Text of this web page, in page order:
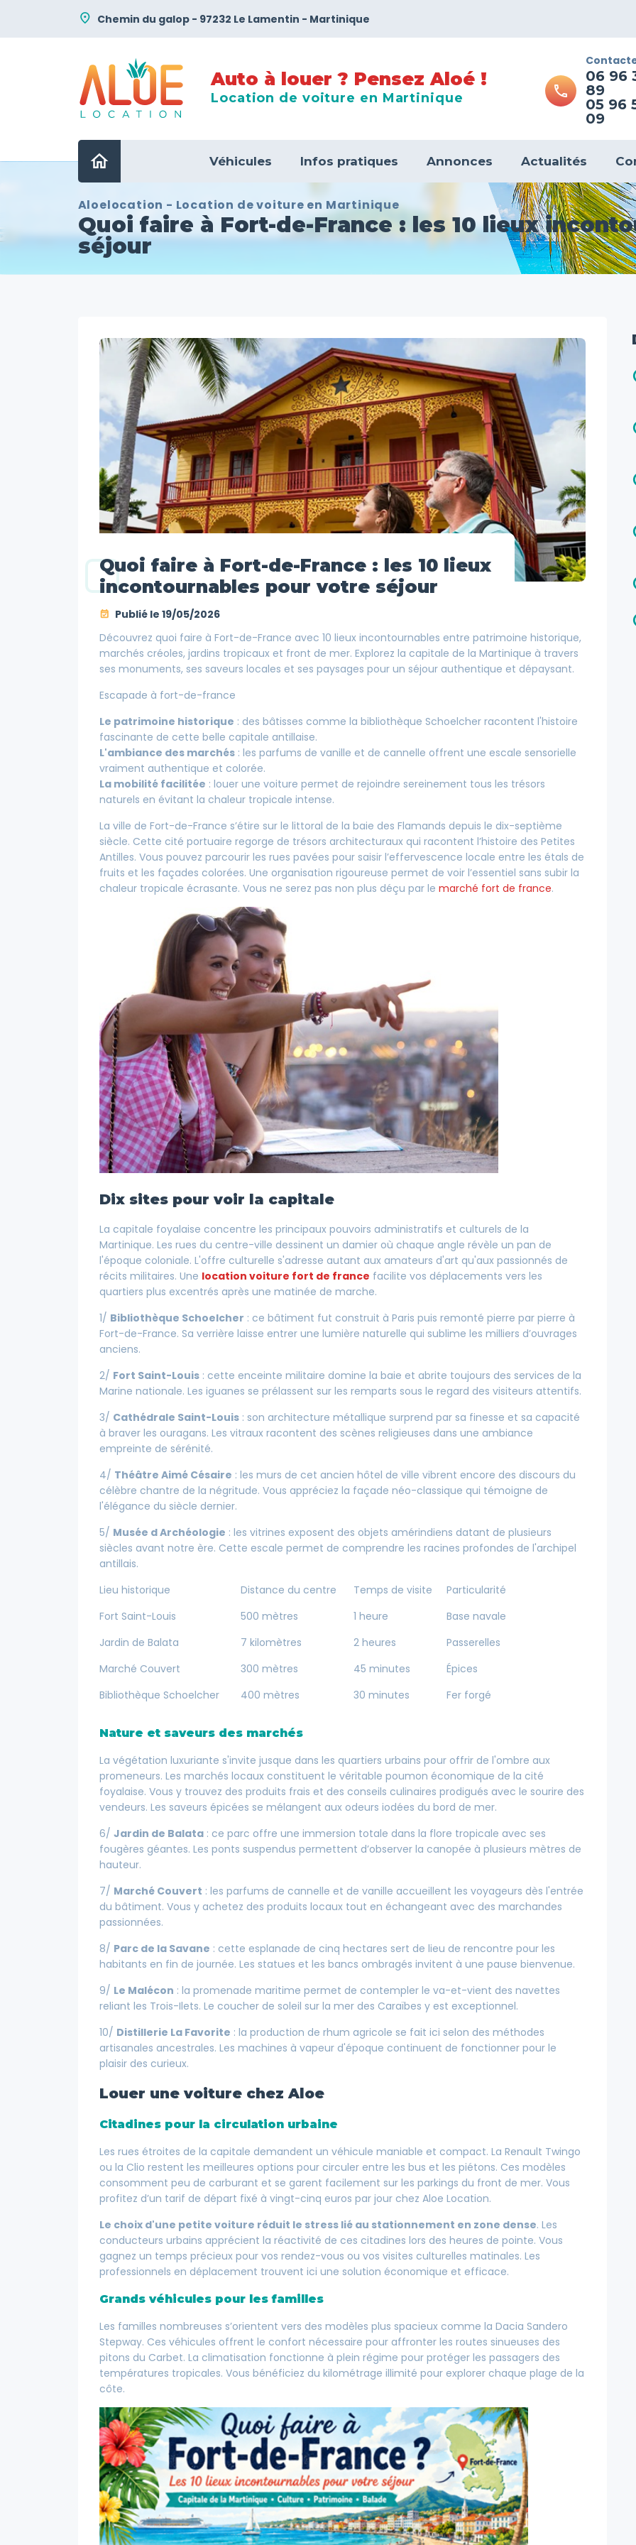
place Chemin du galop - 97232 Le Lamentin - Martinique
Auto à louer ? Pensez Aloé !
Location de voiture en Martinique call
06 96
89
05 96
09
home Véhicules Infos pratiques Annonces Actualités
Aloelocation - Location de voiture en Martinique
Quoi faire à Fort-de-France : les 10 lieux
séjour
Quoi faire à Fort-de-France : les 10 lieux
incontournables pour votre séjour
Publié le 19/05/2026
Découvrez quoi faire à Fort-de-France avec 10 lieux incontournables entre patrimoine historique,
marchés créoles, jardins tropicaux et front de mer. Explorez la capitale de la Martinique à travers
ses monuments, ses saveurs locales et ses paysages pour un séjour authentique et dépaysant.
Escapade à fort-de-france
Le patrimoine historique : des bâtisses comme la bibliothèque Schoelcher racontent l'histoire
fascinante de cette belle capitale antillaise.
L'ambiance des marchés: les parfums de vanille et de cannelle offrent une escale sensorielle
vraiment authentique et colorée.
La mobilité facilitée : louer une voiture permet de rejoindre sereinement tous les trésors
naturels en évitant la chaleur tropicale intense.
La ville de Fort-de-France s’étire sur le littoral de la baie des Flamands depuis le dix-septième
siècle. Cette cité portuaire regorge de trésors architecturaux qui racontent l’histoire des Petites
Antilles. Vous pouvez parcourir les rues pavées pour saisir l’effervescence locale entre les étals de
fruits et les façades colorées. Une organisation rigoureuse permet de voir l’essentiel sans subir la
chaleur tropicale écrasante. Vous ne serez pas non plus déçu par le marché fort de france.
Dix sites pour voir la capitale
La capitale foyalaise concentre les principaux pouvoirs administratifs et culturels de la
Martinique. Les rues du centre-ville dessinent un damier où chaque angle révèle un pan de
l'époque coloniale. L'offre culturelle s'adresse autant aux amateurs d'art qu'aux passionnés de
récits militaires. Une location voiture fort de france facilite vos déplacements vers les
quartiers plus excentrés après une matinée de marche.
1/ Bibliothèque Schoelcher : ce bâtiment fut construit à Paris puis remonté pierre par pierre à
Fort-de-France. Sa verrière laisse entrer une lumière naturelle qui sublime les milliers d’ouvrages
anciens.
2/ Fort Saint-Louis: cette enceinte militaire domine la baie et abrite toujours des services de la
Marine nationale. Les iguanes se prélassent sur les remparts sous le regard des visiteurs attentifs.
3/ Cathédrale Saint-Louis: son architecture métallique surprend par sa finesse et sa capacité
à braver les ouragans. Les vitraux racontent des scènes religieuses dans une ambiance
empreinte de sérénité.
4/ Théâtre Aimé Césaire : les murs de cet ancien hôtel de ville vibrent encore des discours du
célèbre chantre de la négritude. Vous appréciez la façade néo-classique qui témoigne de
l'élégance du siècle dernier.
5/ Musée d Archéologie : les vitrines exposent des objets amérindiens datant de plusieurs
siècles avant notre ère. Cette escale permet de comprendre les racines profondes de l'archipel
antillais.
Lieu historique
Distance du centre Temps de visite
Particularité
Fort Saint-Louis
500 mètres 1 heure
Base navale
Jardin de Balata
7 kilomètres 2 heures
Passerelles
Marché Couvert
300 mètres 45 minutes
Épices
Bibliothèque Schoelcher
400 mètres 30 minutes Fer forgé
Nature et saveurs des marchés
La végétation luxuriante s'invite jusque dans les quartiers urbains pour offrir de l'ombre aux
promeneurs. Les marchés locaux constituent le véritable poumon économique de la cité
foyalaise. Vous y trouvez des produits frais et des conseils culinaires prodigués avec le sourire des
vendeurs. Les saveurs épicées se mélangent aux odeurs iodées du bord de mer.
6/ Jardin de Balata: ce parc offre une immersion totale dans la flore tropicale avec ses
fougères géantes. Les ponts suspendus permettent d’observer la canopée à plusieurs mètres de
hauteur.
7/ Marché Couvert : les parfums de cannelle et de vanille accueillent les voyageurs dès l'entrée
du bâtiment. Vous y achetez des produits locaux tout en échangeant avec des marchandes
passionnées.
8/ Parc de la Savane : cette esplanade de cinq hectares sert de lieu de rencontre pour les
habitants en fin de journée. Les statues et les bancs ombragés invitent à une pause bienvenue.
9/ Le Malécon : la promenade maritime permet de contempler le va-et-vient des navettes
reliant les Trois-Ilets. Le coucher de soleil sur la mer des Caraïbes y est exceptionnel.
10/ Distillerie La Favorite : la production de rhum agricole se fait ici selon des méthodes
artisanales ancestrales. Les machines à vapeur d'époque continuent de fonctionner pour le
plaisir des curieux.
Louer une voiture chez Aloe
Citadines pour la circulation urbaine
Les rues étroites de la capitale demandent un véhicule maniable et compact. La Renault Twingo
ou la Clio restent les meilleures options pour circuler entre les bus et les piétons. Ces modèles
consomment peu de carburant et se garent facilement sur les parkings du front de mer. Vous
profitez d’un tarif de départ fixé à vingt-cinq euros par jour chez Aloe Location.
Le choix d'une petite voiture réduit le stress lié au stationnement en zone dense. Les
conducteurs urbains apprécient la réactivité de ces citadines lors des heures de pointe. Vous
gagnez un temps précieux pour vos rendez-vous ou vos visites culturelles matinales. Les
professionnels en déplacement trouvent ici une solution économique et efficace.
Grands véhicules pour les familles
Les familles nombreuses s’orientent vers des modèles plus spacieux comme la Dacia Sandero
Stepway. Ces véhicules offrent le confort nécessaire pour affronter les routes sinueuses des
pitons du Carbet. La climatisation fonctionne à plein régime pour protéger les passagers des
températures tropicales. Vous bénéficiez du kilométrage illimité pour explorer chaque plage de la
côte.